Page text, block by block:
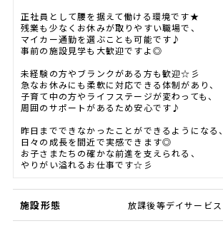
正社員として腰を据えて働ける環境です★
残業も少なくお休みが取りやすい職場で、
マイカー通勤を選ぶことも可能です♪
事前の施設見学も大歓迎ですよ◎
未経験の方やブランクがある方も歓迎☆彡
急なお休みにも柔軟に対応できる体制があり、
子育て中の方やライフステージが変わっても、
周囲のサポートがあるため安心です♪
昨日までできなかったことができるようになる、
日々の成長を間近で実感できます◎
お子さまたちの確かな前進を支えられる、
やりがい溢れるお仕事です☆彡
施設形態 放課後等デイサービス